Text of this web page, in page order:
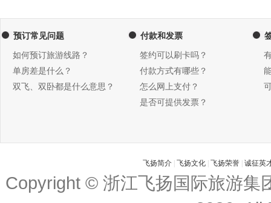
预订常见问题
如何预订旅游线路？
单房差是什么？
双飞、双卧都是什么意思？
付款和发票
签约可以刷卡吗？
付款方式有哪些？
怎么网上支付？
是否可提供发票？
飞扬简介 飞扬文化 飞扬荣誉 诚征英
Copyright © 浙江飞扬国际旅游集